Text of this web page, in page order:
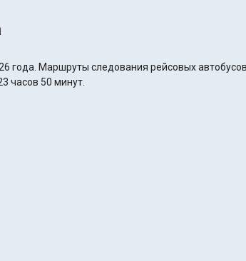
года. Маршруты следования рейсовых
часов 50 минут.